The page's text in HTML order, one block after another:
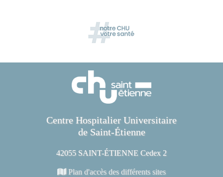
Centre Hospitalier Universitaire
de Saint-Étienne
42055 SAINT-ÉTIENNE Cedex 2
Plan d'accès des différents sites